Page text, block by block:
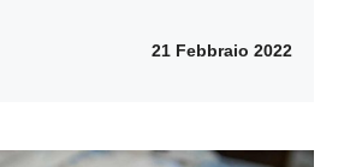
21 Febbraio 2022